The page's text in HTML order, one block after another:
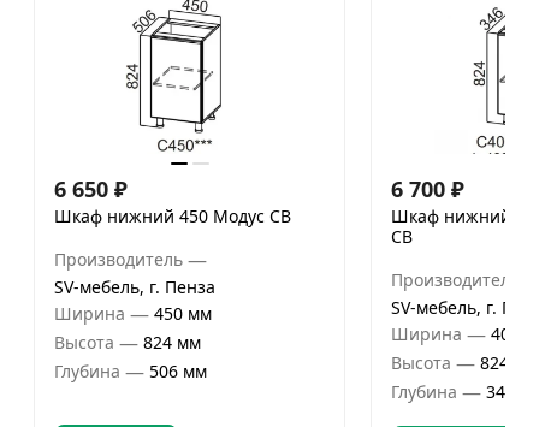
6 650 ₽
Шкаф нижний 450 Модус СВ
Производитель —
SV-мебель, г. Пенза
Ширина — 450 мм
Высота — 824 мм
Глубина — 506 мм
6 700 ₽
Шкаф нижний
СВ
Производитель
SV-мебель, г.
Ширина — 400
Высота — 824 мм
Глубина — 346